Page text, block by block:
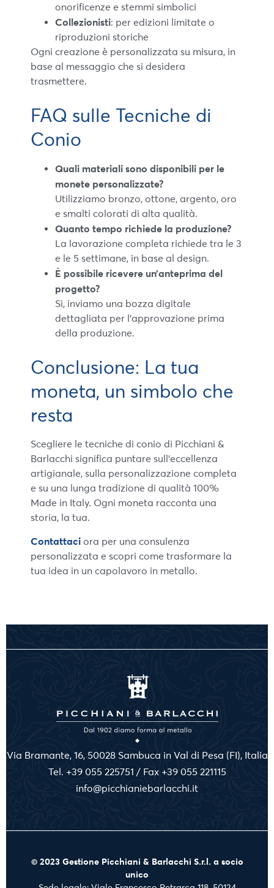
onorificenze e stemmi simbolici
Collezionisti: per edizioni limitate o
riproduzioni storiche
Ogni creazione è personalizzata su misura, in
base al messaggio che si desidera
trasmettere.
FAQ sulle Tecniche di
Conio
Quali materiali sono disponibili per le
monete personalizzate?
Utilizziamo bronzo, ottone, argento, oro
e smalti colorati di alta qualità.
Quanto tempo richiede la produzione?
La lavorazione completa richiede tra le 3
e le 5 settimane, in base al design.
È possibile ricevere un’anteprima del
progetto?
Sì, inviamo una bozza digitale
dettagliata per l’approvazione prima
della produzione.
Conclusione: La tua
moneta, un simbolo che
resta
Scegliere le tecniche di conio di Picchiani &
Barlacchi significa puntare sull’eccellenza
artigianale, sulla personalizzazione completa
e su una lunga tradizione di qualità 100%
Made in Italy. Ogni moneta racconta una
storia, la tua.
Contattaci ora per una consulenza
personalizzata e scopri come trasformare la
tua idea in un capolavoro in metallo.
Via Bramante, 16, 50028 Sambuca in Val di Pesa (FI), Italia
Tel. +39 055 225751 / Fax +39 055 221115
info@picchianiebarlacchi.it
© 2023 Gestione Picchiani & Barlacchi S.r.l. a socio
unico